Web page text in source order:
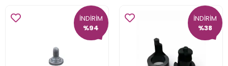
İNDİRİM
%94
İNDİRİM
%38